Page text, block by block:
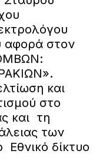
αφορά στον
και
στο
και τη
των
δίκτυο